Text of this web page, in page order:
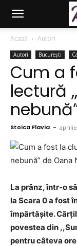
Acasă Autori
Autori București
Cum a
lectură
Stoica Flavia - aprilie
La prânz, într-o
la Scara 0 a fost
împărtășite.
povestea din
pentru câteva